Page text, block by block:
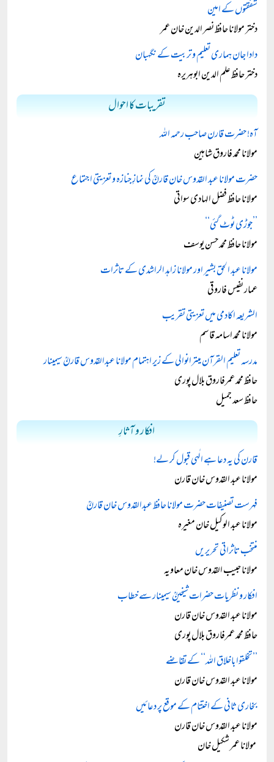
شفقتوں کے امین
دختر مولانا حافظ نصر الدین خان عمر
دادا جان ہماری تعلیم و تربیت کے نگہبان
دختر حافظ علم الدین ابوہریرہ
تقریبات کا احوال
آہ! حضرت قارن صاحب رحمہ اللہ
مولانا محمد فاروق شاہین
حضرت مولانا عبد القدوس خان قارنؒ کی نمازِ جنازہ و تعزیتی اجتماع
مولانا حافظ فضل الہادی سواتی
’’جوڑی ٹوٹ گئی‘‘
مولانا حافظ محمد حسن یوسف
مولانا عبد الحق بشیر اور مولانا زاہد الراشدی کے تاثرات
عمار نفیس فاروقی
الشریعہ اکادمی میں تعزیتی تقریب
مولانا محمد اسامہ قاسم
مدرسہ تعلیم القرآن میترانوالی کے زیر اہتمام مولانا عبدالقدوس قارنؒ سیمینار
حافظ محمد عمرفاروق بلال پوری
حافظ سعد جمیل
افکار و آثارِ
قارن کی یہ دعا ہے الٰہی قبول کر لے!
مولانا عبد القدوس خان قارن
فہرست تصنیفات حضرت مولانا حافظ عبدالقدوس خان قارنؒ
مولانا عبد الوکیل خان مغیرہ
منتخب تاثراتی تحریریں
مولانا حبیب القدوس خان معاویہ
افکار و نظریات حضرات شیخینؒ سیمینار سے خطاب
مولانا عبد القدوس خان قارن
حافظ محمد عمرفاروق بلال پوری
’’تخلقوا باخلاق اللہ‘‘ کے تقاضے
مولانا عبد القدوس خان قارن
بخاری ثانی کے اختتام کے موقع پر دعائیں
مولانا عبد القدوس خان قارن
مولانا عمر شکیل خان